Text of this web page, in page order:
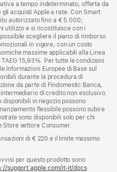
a tempo indeterminato, offerta da
acquisti Apple a rate. Con Smart
autorizzato fino a € 5.000;
utilizzo e si ricostituisce con i
scegliere il piano di rimborso
in vigore, con un costo
massime applicabili alla Linea
15,93%. Per tutte le condizioni
Informazioni Europee di Base sul
durante la procedura di
da parte di Findomestic Banca,
di credito non esclusivo.
disponibili in negozio possono
flessibile possono subire
sono disponibili solo per chi
Store settore Consumer.
di € 220 e il limite massimo
per questo prodotto sono
support.apple.com/it-it/docs(si